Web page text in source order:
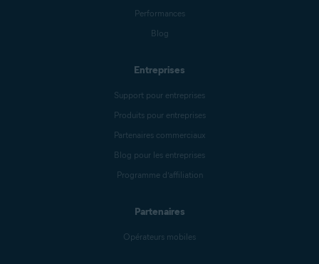
Performances
Blog
Entreprises
Support pour entreprises
Produits pour entreprises
Partenaires commerciaux
Blog pour les entreprises
Programme d’affiliation
Partenaires
Opérateurs mobiles